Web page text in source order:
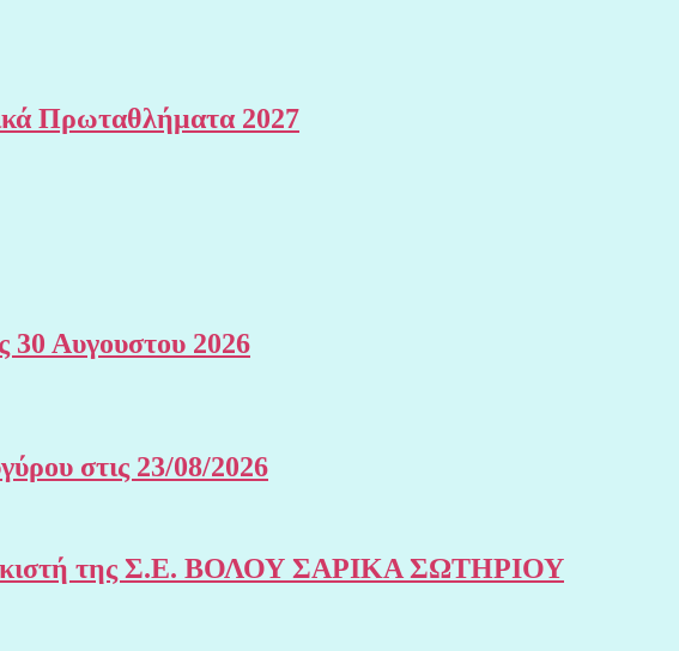
Πρωταθλήματα 2027
Αυγουστου 2026
στις 23/08/2026
της Σ.Ε. ΒΟΛΟΥ ΣΑΡΙΚΑ ΣΩΤΗΡΙΟΥ